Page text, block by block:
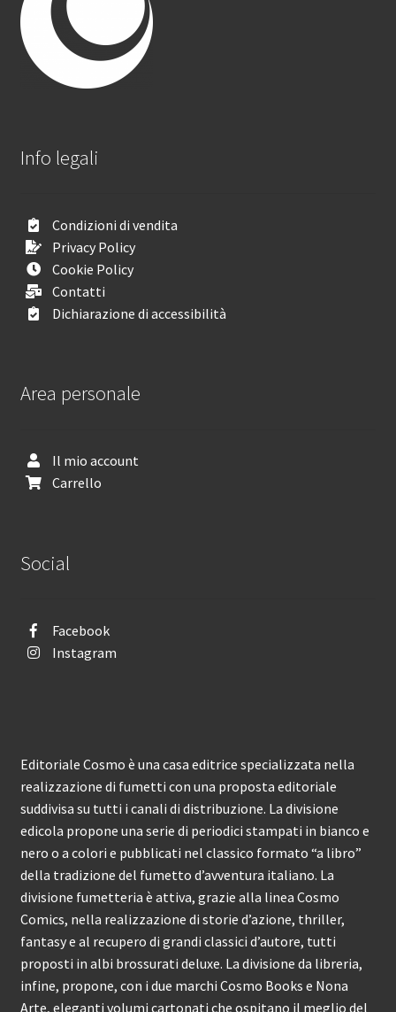
Info legali
Condizioni di vendita
Privacy Policy
Cookie Policy
Contatti
Dichiarazione di accessibilità
Area personale
Il mio account
Carrello
Social
Facebook
Instagram
Editoriale Cosmo è una casa editrice specializzata nella
realizzazione di fumetti con una proposta editoriale
suddivisa su tutti i canali di distribuzione. La divisione
edicola propone una serie di periodici stampati in bianco e
nero o a colori e pubblicati nel classico formato “a libro”
della tradizione del fumetto d’avventura italiano. La
divisione fumetteria è attiva, grazie alla linea Cosmo
Comics, nella realizzazione di storie d’azione, thriller,
fantasy e al recupero di grandi classici d’autore, tutti
proposti in albi brossurati deluxe. La divisione da libreria,
infine, propone, con i due marchi Cosmo Books e Nona
Arte, eleganti volumi cartonati che ospitano il meglio del